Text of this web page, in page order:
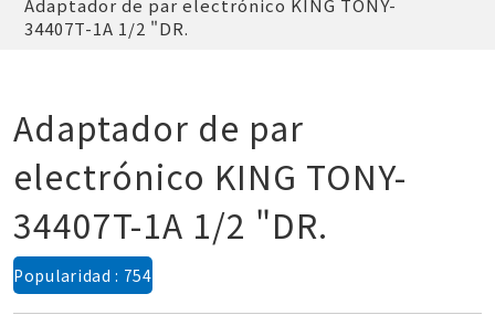
Adaptador de par electrónico KING TONY-
34407T-1A 1/2 "DR.
Adaptador de par
electrónico KING TONY-
34407T-1A 1/2 "DR.
Popularidad : 754